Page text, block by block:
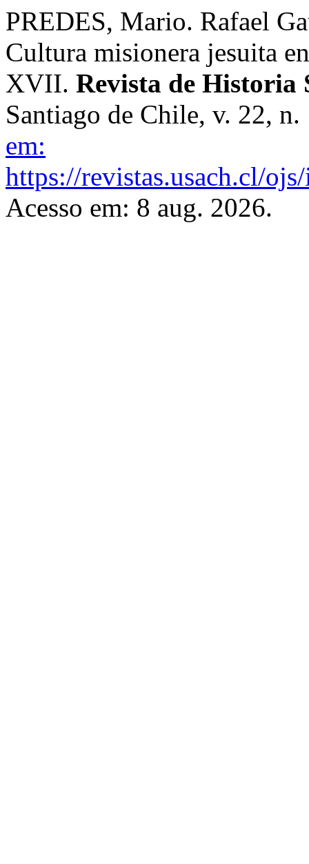
PREDES, Mario. Rafael
Cultura misionera jesuita
XVII. Revista de Historia
Santiago de Chile, v. 22,
em:
https://revistas.usach.cl/
Acesso em: 8 aug. 2026.